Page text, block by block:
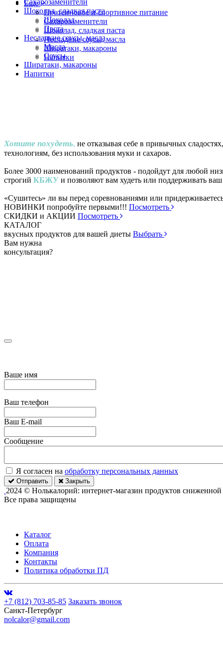
Сахарозаменители
Шоколад, сладкая паста
Шоколад
Паста
Несладкие соусы, масла
Масла
Соусы
Ширатаки, макароны
Напитки
Еще
Протеиновое и спортивное питание
Сахарозаменители
Шоколад, сладкая паста
Несладкие соусы, масла
Ширатаки, макароны
Напитки
Хотите похудеть, не отказывая себе в привычных
технологиям, без использования муки и сахаров.
Более 3000 наименований продуктов - подойдут для любой
строгий КБЖУ и позволяют вам худеть или поддерживать
«Сушитесь» ли вы перед соревнованиями или
НОВИНКИ попробуйте первыми!!! Посмотреть
СКИДКИ и АКЦИИ Посмотреть
КАТАЛОГ
вкусных продуктов для вашей диеты Выбрать
Вам нужна
консультация?
Ваше имя
Ваш телефон
Ваш E-mail
Сообщение
Я согласен на обработку персональных данных
Отправить Закрыть
2024 © Нолькалорий: интернет-магазин продуктов сниженной
Все права защищены
Каталог
Оплата
Компания
Контакты
Политика обработки ПД
+7 (812) 703-85-85 Заказать звонок
Санкт-Петербург
nolcalor@gmail.com